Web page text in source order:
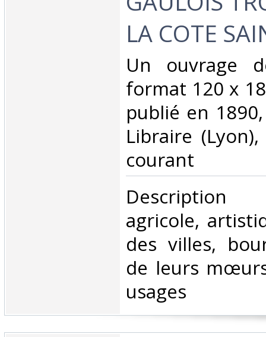
LA COTE
‎Un ouvrage
format 120 x
publié en
Libraire
courant‎
‎Description
agricole,
des villes,
de leurs
usages‎